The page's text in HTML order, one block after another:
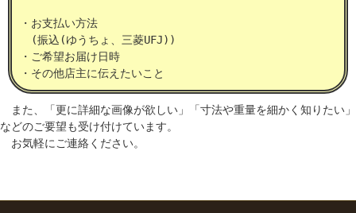
・お支払い方法
(振込(ゆうちょ、三菱UFJ))
・ご希望お届け日時
・その他店主に伝えたいこと
また、「更に詳細な画像が欲しい」「寸法や重量を細かく知りたい」
などのご要望も受け付けています。
お気軽にご連絡ください。